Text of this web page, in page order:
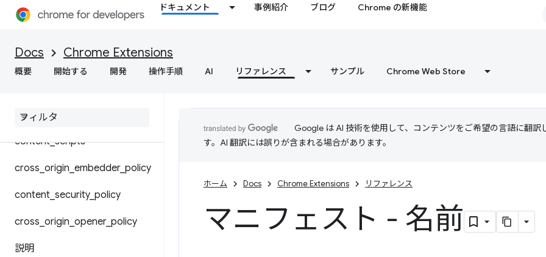
ドキュメント 事例紹介 ブログ Chrome の新機能
Docs Chrome Extensions
概要 開始する 開発 操作手順 AI リファレンス サンプル Chrome Web Store
マニフェスト ファイル形式
共有モジュール
Chrome 設定のオーバーライド
background
content_scripts
cross origin embedder_ policy
content security_ policy
cross origin opener_ policy
説明
Google は AI 技術を使用して、コンテンツをご希望の言語に翻訳
す。AI 翻訳には誤りが含まれる場合があります。
ホーム Docs Chrome Extensions リファレンス
マニフェスト - 名前